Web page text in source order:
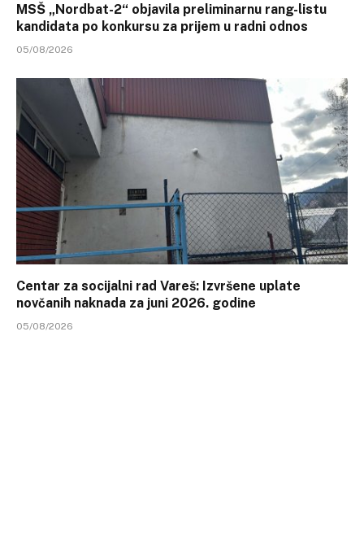
MSŠ „Nordbat-2“ objavila preliminarnu rang-listu
kandidata po konkursu za prijem u radni odnos
05/08/2026
Centar za socijalni rad Vareš: Izvršene uplate
novčanih naknada za juni 2026. godine
05/08/2026